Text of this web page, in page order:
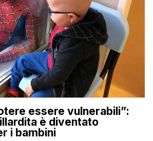
essere vulnerabili”:
è diventato
i bambini